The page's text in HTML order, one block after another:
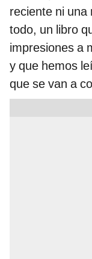
reciente ni
todo, un libro
impresiones a
y que hemos
que se van a